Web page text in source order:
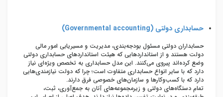
حسابداری دولتی (Governmental accounting
)
حسابداران دولتی مسئول بودجه‌بندی، مدیریت و مسیریابی امور مالی
دولت هستند و از استانداردهایی که هیئت استانداردهای حسابداری دولتی
وضع کرده‌اند پیروی می‌کنند. این مدل حسابداری به تخصص ویژه‌ای نیاز
دارد که با سایر انواع حسابداری متفاوت است؛ چرا که دولت نیازمندی‌هایی
دارد که با کسب‌وکارها و سازمان‌های خصوصی فرق دارند.
تمام دستگاه‌‌های دولتی و زیرمجموعه‌‌های آنان به جمع‌آوری، ثبت،